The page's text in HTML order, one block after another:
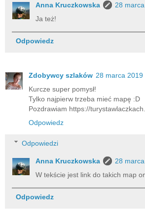
Anna Kruczkowska
28
Ja też!
Odpowiedz
Zdobywcy szlaków 28 marca 2019
Kurcze super pomysł!
Tylko najpierw trzeba mieć mapę :D
Pozdrawiam https://
Odpowiedz
Odpowiedzi
Anna Kruczkowska
28
W tekście jest link do takich map
Odpowiedz